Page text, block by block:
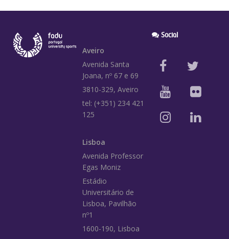
Aveiro
Avenida Santa
Joana, nº 67 e 69
3810-329, Aveiro
tel: (+351) 234 421
125
Lisboa
Avenida Professor
Egas Moniz
Estádio
Universitário de
Lisboa, Pavilhão
nº1
1600-190, Lisboa
Social